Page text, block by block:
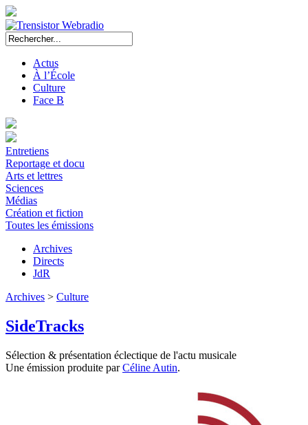
Actus
À l’École
Culture
Face B
Entretiens
Reportage et docu
Arts et lettres
Sciences
Médias
Création et fiction
Toutes les émissions
Archives
Directs
JdR
Archives > Culture
SideTracks
Sélection & présentation éclectique de l'actu musicale
Une émission produite parCéline Autin.